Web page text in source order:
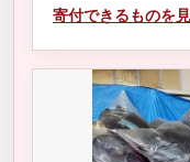
寄付できるものを